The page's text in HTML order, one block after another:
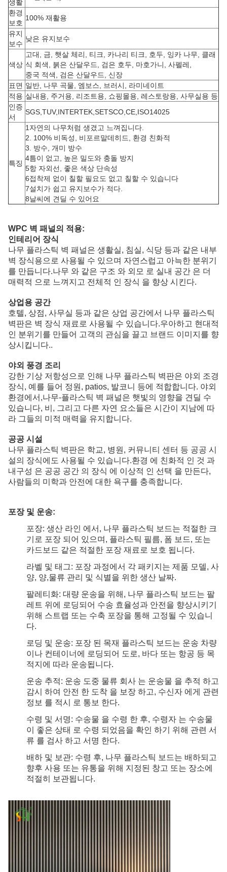
생활
환경
보호
100% 재활용
유지
보수
낮은 유지보수
색상
고대, 금, 햇살 체리, 티크, 카나리 티크, 호두, 잉카 나무, 클래
식 회색, 붉은 산달우드, 검은 호두, 마호가니, 사펠레,
중국 적색, 검은 산달우드, 신장
표면 일반, 나무 곡물, 엠보스, 브러시, 라미네이트
적용 실내용, 주거용, 리조트용, 쇼핑몰용, 레스토랑용, 사무실용 등
인증
서
SGS,TUV,INTERTEK,SETSCO,CE,ISO14025
특징
1자연의 나무처럼 생겼고 느껴집니다.
2. 100% 비독성, 비포르말데히드, 환경 친화적
3. 방수, 개미 방수
4틈이 없고, 높은 밀도와 충돌 방지
5항 자외선, 좋은 색상 단속성
6접착제 없이 칠할 필요도 없고 칠할 수 있습니다
7설치가 쉽고 유지보수가 적다.
8날씨에 견딜 수 있어요
WPC 벽 패널의 적용:
인테리어 장식
나무 플라스틱 벽 패널은 생활실, 침실, 식당 등과 같은 내부
벽 장식용으로 사용될 수 있으며 자연스럽고 아늑한 분위기
를 만듭니다.나무 와 같은 구조 와 외모 로 실내 공간 은 더
매력적 으로 느껴지고 전체적 인 장식 을 향상 시킨다.
상업용 공간
호텔, 상점, 사무실 등과 같은 상업 공간에서 나무 플라스틱
벽판은 벽 장식 재료로 사용될 수 있습니다.우아하고 현대적
인 분위기를 만들어 고객의 관심을 끌고 브랜드 이미지를 향
상시킵니다..
야외 풍경 조리
강한 기상 저항성으로 인해 나무 플라스틱 벽판은 야외 조경
장식, 예를 들어 정원, patios, 발코니 등에 적합합니다. 야외
환경에서,나무-플라스틱 벽 패널은 햇빛의 영향을 견딜 수
있습니다, 비, 그리고 다른 자연 요소들은 시간이 지남에 따
라 그들의 미적 매력을 유지합니다.
공공 시설
나무 플라스틱 벽판은 학교, 병원, 커뮤니티 센터 등 공공 시
설의 장식에도 사용될 수 있습니다.환경 에 친화적 인 것 과
내구성 은 공공 공간 의 장식 에 이상적 인 선택 을 만든다,
사람들의 미학과 안전에 대한 욕구를 충족합니다.
포장 및 운송:
포장: 생산 라인 에서, 나무 플라스틱 보드는 적절한 크
기로 포장 되어 있으며, 플라스틱 필름, 폼 보드, 또는
카드보드 같은 적절한 포장 재료로 보호 됩니다.
라벨 및 태그: 포장 과정에서 각 패키지는 제품 모델, 사
양, 양,물류 관리 및 식별을 위한 생산 날짜.
팔레티화: 대량 운송을 위해, 나무 플라스틱 보드는 팔
레트 위에 로딩되어 수송 효율성과 안전을 향상시키기
위해 스트랩 또는 수축 포장을 통해 고정될 수 있습니
다.
로딩 및 운송: 포장 된 목재 플라스틱 보드는 운송 차량
이나 컨테이너에 로딩되어 도로, 바다 또는 항공 등 목
적지에 따라 운송됩니다.
운송 추적: 운송 도중 물류 회사 는 운송물 을 추적 하고
감시 하여 안전 한 도착 을 보장 하고, 수신자 에게 관련
정보 를 적시 로 통보 한다.
수령 및 서명: 수송물 을 수령 한 후, 수령자 는 수송물
이 좋은 상태 로 수령 되었음을 확인 하기 위해 관련 서
류 를 검사 하고 서명 한다.
배하 및 보관: 수령 후, 나무 플라스틱 보드는 배하되고
향후 사용 또는 유통을 위해 지정된 창고 또는 장소에
적절히 보관됩니다.